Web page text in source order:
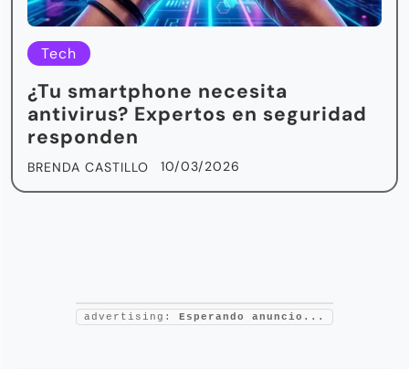
Tech
¿Tu smartphone necesita
antivirus? Expertos en seguridad
responden
BRENDA CASTILLO 10/03/2026
advertising: Esperando anuncio...